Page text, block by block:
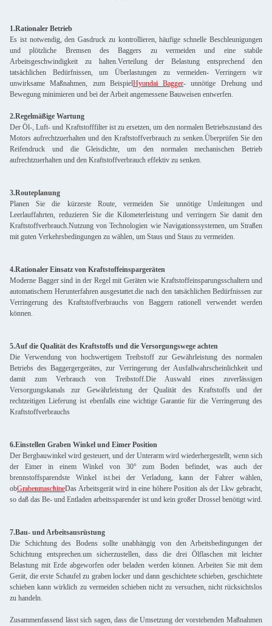
1.Rationaler Betrieb
Es ist notwendig, den Gasdruck zu kontrollieren, häufige schnelle Beschleunigungen
und plötzliche Bremsen des Baggers zu vermeiden und eine stabile
Arbeitsgeschwindigkeit zu halten.Verteilung der Belastung entsprechend den
tatsächlichen Bedürfnissen, um Überlastungen zu vermeiden- Verringern wir
unwirksame Maßnahmen, zum BeispielHyundai Bagger- unnötige Drehung und
Bewegung minimieren und bei der Arbeit angemessene Bauweisen entwerfen.
2.Regelmäßige Wartung
Der Öl-, Luft- und Kraftstofffilter ist zu ersetzen, um den normalen Betriebszustand des
Motors aufrechtzuerhalten und den Kraftstoffverbrauch zu senken.Überprüfen Sie den
Reifendruck und die Gleisdichte, um den normalen mechanischen Betrieb
aufrechtzuerhalten und den Kraftstoffverbrauch effektiv zu senken.
3.Routeplanung
Planen Sie die kürzeste Route, vermeiden Sie unnötige Umleitungen und
Leerlauffahrten, reduzieren Sie die Kilometerleistung und verringern Sie damit den
Kraftstoffverbrauch.Nutzung von Technologien wie Navigationssystemen, um Straßen
mit guten Verkehrsbedingungen zu wählen, um Staus und Staus zu vermeiden.
4.Rationaler Einsatz von Kraftstoffeinspargeräten
Moderne Bagger sind in der Regel mit Geräten wie Kraftstoffeinsparungsschaltern und
automatischem Herunterfahren ausgestattet.die nach den tatsächlichen Bedürfnissen zur
Verringerung des Kraftstoffverbrauchs von Baggern rationell verwendet werden
können.
5.Auf die Qualität des Kraftstoffs und die Versorgungswege achten
Die Verwendung von hochwertigem Treibstoff zur Gewährleistung des normalen
Betriebs des Baggergergerätes, zur Verringerung der Ausfallwahrscheinlichkeit und
damit zum Verbrauch von Treibstoff.Die Auswahl eines zuverlässigen
Versorgungskanals zur Gewährleistung der Qualität des Kraftstoffs und der
rechtzeitigen Lieferung ist ebenfalls eine wichtige Garantie für die Verringerung des
Kraftstoffverbrauchs
6.Einstellen Graben Winkel und Eimer Position
Der Bergbauwinkel wird gesteuert, und der Unterarm wird wiederhergestellt, wenn sich
der Eimer in einem Winkel von 30° zum Boden befindet, was auch der
brennstoffsparendste Winkel ist.bei der Verladung, kann der Fahrer wählen,
obGrabenmaschineDas Arbeitsgerät wird in eine höhere Position als der Lkw gebracht,
so daß das Be- und Entladen arbeitssparender ist und kein großer Drossel benötigt wird.
7.Bau- und Arbeitsausrüstung
Die Schichtung des Bodens sollte unabhängig von den Arbeitsbedingungen der
Schichtung entsprechen.um sicherzustellen, dass die drei Ölflaschen mit leichter
Belastung mit Erde abgeworfen oder beladen werden können. Arbeiten Sie mit dem
Gerät, die erste Schaufel zu graben locker und dann geschichtete schieben, geschichtete
schieben kann wirklich zu vermeiden schieben nicht zu versuchen, nicht rücksichtslos
zu handeln.
Zusammenfassend lässt sich sagen, dass die Umsetzung der vorstehenden Maßnahmen